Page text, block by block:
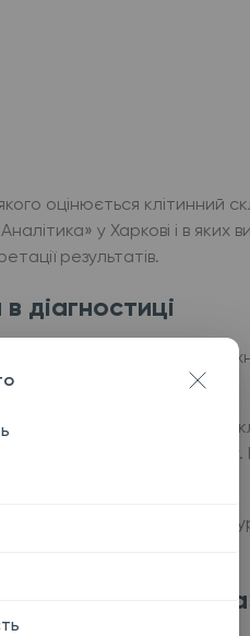
оцінюється клітинний
у Харкові і в
результатів.
діагностиці
пункційного матеріалу.
ПАП-тест,
інвазивного
картину.
утворення без
центрі